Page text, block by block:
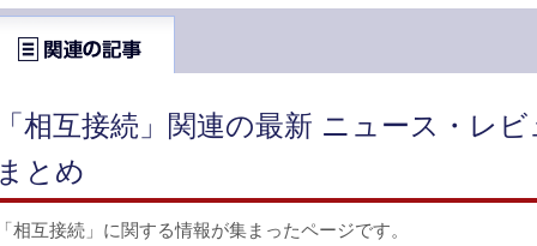
「相互接続」関連の最新 ニュース・レ
まとめ
「相互接続」に関する情報が集まったページです。